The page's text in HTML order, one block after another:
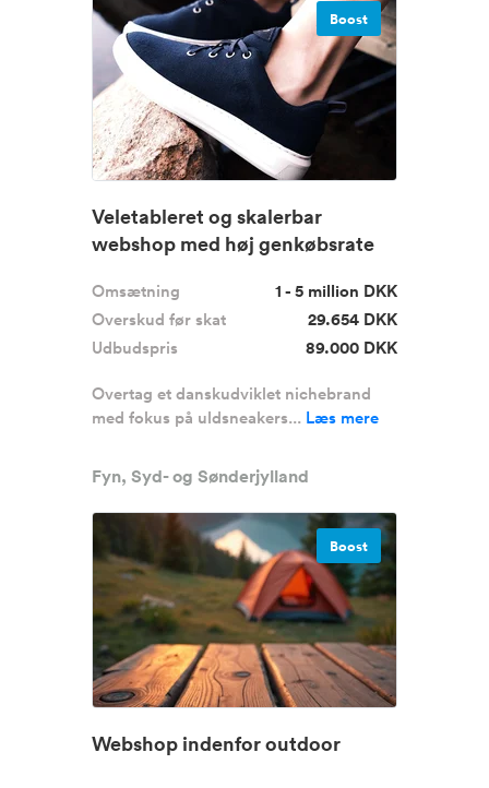
Boost
Veletableret og skalerbar
webshop med høj genkøbsrate
Omsætning
1 - 5 million DKK
Overskud før skat
29.654 DKK
Udbudspris
89.000 DKK
Overtag et danskudviklet nichebrand
med fokus på uldsneakers... Læs mere
Fyn, Syd- og Sønderjylland
Boost
Webshop indenfor outdoor